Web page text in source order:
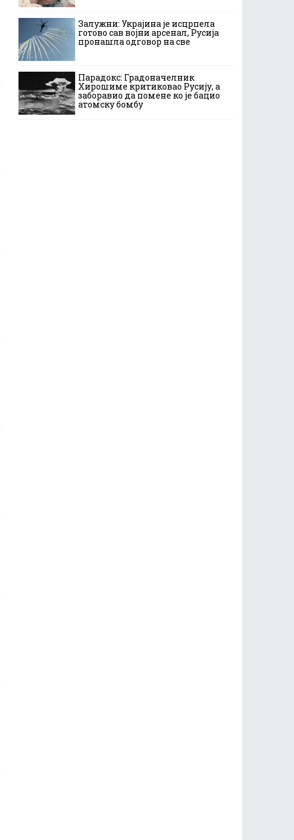
Залужни: Украјина је исцрпела
готово сав војни арсенал, Русија
пронашла одговор на све
Парадокс: Градоначелник
Хирошиме критиковао Русију, а
заборавио да помене ко је бацио
атомску бомбу